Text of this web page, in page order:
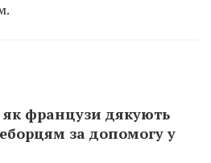
французи дякують
за допомогу у